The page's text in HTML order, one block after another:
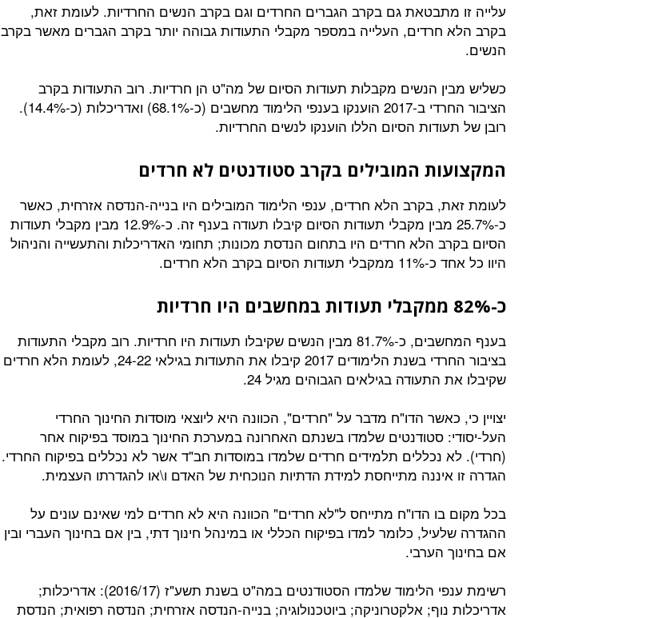
עלייה זו מתבטאת גם בקרב הגברים החרדים וגם בקרב הנשים החרדיות. לעומת זאת,
בקרב הלא חרדים, העלייה במספר מקבלי התעודות גבוהה יותר בקרב הגברים מאשר בקרב
הנשים.
כשליש מבין הנשים מקבלות תעודות הסיום של מה"ט הן חרדיות. רוב התעודות בקרב
הציבור החרדי ב-2017 הוענקו בענפי הלימוד מחשבים (כ-68.1%) ואדריכלות (כ-14.4%).
רובן של תעודות הסיום הללו הוענקו לנשים החרדיות.
המקצועות המובילים בקרב סטודנטים לא חרדים
לעומת זאת, בקרב הלא חרדים, ענפי הלימוד המובילים היו בנייה-הנדסה אזרחית, כאשר
כ-25.7% מבין מקבלי תעודות הסיום קיבלו תעודה בענף זה. כ-12.9% מבין מקבלי תעודות
הסיום בקרב הלא חרדים היו בתחום הנדסת מכונות; תחומי האדריכלות והתעשייה והניהול
היוו כל אחד כ-11% ממקבלי תעודות הסיום בקרב הלא חרדים.
כ-82% ממקבלי תעודות במחשבים היו חרדיות
בענף המחשבים, כ-81.7% מבין הנשים שקיבלו תעודות היו חרדיות. רוב מקבלי התעודות
בציבור החרדי בשנת הלימודים 2017 קיבלו את התעודות בגילאי 24-22, לעומת הלא חרדים
שקיבלו את התעודה בגילאים הגבוהים מגיל 24.
יצויין כי, כאשר הדו"ח מדבר על "חרדים", הכוונה היא ליוצאי מוסדות החינוך החרדי
העל-יסודי: סטודנטים שלמדו בשנתם האחרונה במערכת החינוך במוסד בפיקוח אחר
(חרדי). לא נכללים תלמידים חרדים שלמדו במוסדות חב"ד אשר לא נכללים בפיקוח החרדי.
הגדרה זו איננה מתייחסת למידת הדתיות הנוכחית של האדם ו\או להגדרתו העצמית.
בכל מקום בו הדו"ח מתייחס ל"לא חרדים" הכוונה היא לא חרדים למי שאינם עונים על
ההגדרה שלעיל, כלומר למדו בפיקוח הכללי או במינהל חינוך דתי, בין אם בחינוך העברי ובין
אם בחינוך הערבי.
רשימת ענפי הלימוד שלמדו הסטודנטים במה"ט בשנת תשע"ז (2016/17): אדריכלות;
אדריכלות נוף; אלקטרוניקה; ביוטכנולוגיה; בנייה-הנדסה אזרחית; הנדסה רפואית; הנדסת